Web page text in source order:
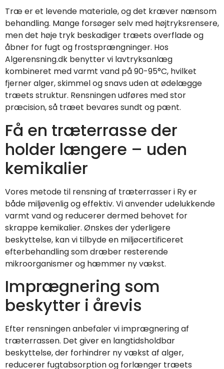
Træ er et levende materiale, og det kræver nænsom
behandling. Mange forsøger selv med højtryksrensere,
men det høje tryk beskadiger træets overflade og
åbner for fugt og frostsprængninger. Hos
Algerensning.dk benytter vi lavtryksanlæg
kombineret med varmt vand på 90-95°C, hvilket
fjerner alger, skimmel og snavs uden at ødelægge
træets struktur. Rensningen udføres med stor
præcision, så træet bevares sundt og pænt.
Få en træterrasse der
holder længere – uden
kemikalier
Vores metode til rensning af træterrasser i Ry er
både miljøvenlig og effektiv. Vi anvender udelukkende
varmt vand og reducerer dermed behovet for
skrappe kemikalier. Ønskes der yderligere
beskyttelse, kan vi tilbyde en miljøcertificeret
efterbehandling som dræber resterende
mikroorganismer og hæmmer ny vækst.
Imprægnering som
beskytter i årevis
Efter rensningen anbefaler vi imprægnering af
træterrassen. Det giver en langtidsholdbar
beskyttelse, der forhindrer ny vækst af alger,
reducerer fugtabsorption og forlænger træets